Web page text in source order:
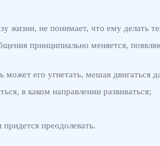
жизни, не понимает, что ему делать
принципиально меняется,
его угнетать, мешая двигаться
в каком направлении развиваться;
преодолевать.